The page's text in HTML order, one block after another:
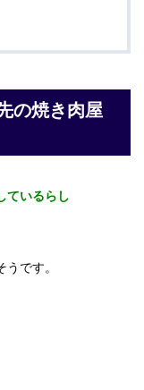
の焼き肉屋
ているらし
です。